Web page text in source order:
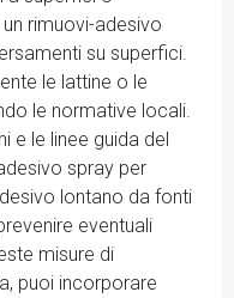
rimuovi-adesivo
su superfici.
le lattine o le
le normative locali.
e le linee guida del
spray per
lontano da fonti
eventuali
misure di
puoi incorporare